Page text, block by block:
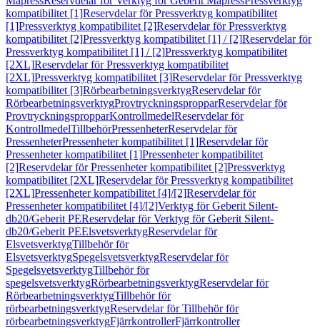
kompatibilitet [1]Reservdelar för Pressverktyg kompatibilitet
[1]Pressverktyg kompatibilitet [2]Reservdelar för Pressverktyg
kompatibilitet [2]Pressverktyg kompatibilitet [1] / [2]Reservdelar för
Pressverktyg kompatibilitet [1] / [2]Pressverktyg kompatibilitet
[2XL]Reservdelar för Pressverktyg kompatibilitet
[2XL]Pressverktyg kompatibilitet [3]Reservdelar för Pressverktyg
kompatibilitet [3]RörbearbetningsverktygReservdelar för
RörbearbetningsverktygProvtryckningspropparReservdelar för
ProvtryckningspropparKontrollmedelReservdelar för
KontrollmedelTillbehörPressenheterReservdelar för
PressenheterPressenheter kompatibilitet [1]Reservdelar för
Pressenheter kompatibilitet [1]Pressenheter kompatibilitet
[2]Reservdelar för Pressenheter kompatibilitet [2]Pressverktyg
kompatibilitet [2XL]Reservdelar för Pressverktyg kompatibilitet
[2XL]Pressenheter kompatibilitet [4]/[2]Reservdelar för
Pressenheter kompatibilitet [4]/[2]Verktyg för Geberit Silent-
db20/Geberit PEReservdelar för Verktyg för Geberit Silent-
db20/Geberit PEElsvetsverktygReservdelar för
ElsvetsverktygTillbehör för
ElsvetsverktygSpegelsvetsverktygReservdelar för
SpegelsvetsverktygTillbehör för
spegelsvetsverktygRörbearbetningsverktygReservdelar för
RörbearbetningsverktygTillbehör för
rörbearbetningsverktygReservdelar för Tillbehör för
rörbearbetningsverktygFjärrkontrollerFjärrkontroller